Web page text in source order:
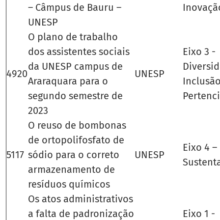
– Câmpus de Bauru –
UNESP
4920
O plano de trabalho
dos assistentes sociais
da UNESP campus de
Araraquara para o
segundo semestre de
2023
UNESP
Eixo 3 -
5117
O reuso de bombonas
de ortopolifosfato de
sódio para o correto
armazenamento de
resíduos químicos
UNESP
Eixo 4 –
Os atos administrativos
a falta de padronização
Eixo 1 -